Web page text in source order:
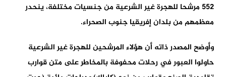
552 مرشحا للهجرة غير الشرعية من جنسيات مختلفة، ينحدر
معظمهم من بلدان إفريقيا جنوب الصحراء.
وأوضح المصدر ذاته أن هؤلاء المرشحين للهجرة غير الشرعية
حاولوا العبور في رحلات محفوفة بالمخاطر على متن قوارب